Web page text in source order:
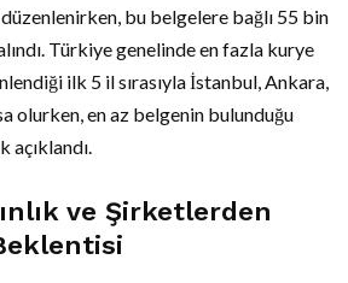
bu belgelere bağlı 55 bin
Türkiye genelinde en fazla kurye
ilk 5 il sırasıyla İstanbul, Ankara,
olurken, en az belgenin bulunduğu
açıklandı.
ve Şirketlerden